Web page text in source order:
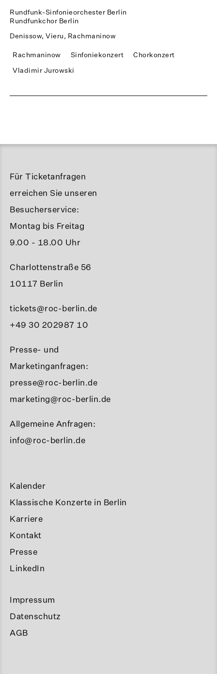
Rundfunk-Sinfonieorchester Berlin
Rundfunkchor Berlin
Denissow, Vieru, Rachmaninow
Rachmaninow Sinfoniekonzert
Chorkonzert
Vladimir Jurowski
Für Ticketanfragen
erreichen Sie unseren
Besucherservice:
Montag bis Freitag
9.00 - 18.00 Uhr
Charlottenstraße 56
10117 Berlin
tickets@roc-berlin.de
+49 30 202987 10
Presse- und
Marketinganfragen:
presse@roc-berlin.de
marketing@roc-berlin.de
Allgemeine Anfragen:
info@roc-berlin.de
Kalender
Klassische Konzerte in Berlin
Karriere
Kontakt
Presse
LinkedIn
Impressum
Datenschutz
AGB